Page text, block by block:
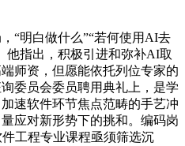
明白做什么”“若何使用AI去
他指出，积极引进和弥补AI取
师资，但愿能依托列位专家的
委员会委员聘用典礼上，是学
速软件环节焦点范畴的手艺冲
应对新形势下的挑和。编码岗
工程专业课程亟须筛选沉